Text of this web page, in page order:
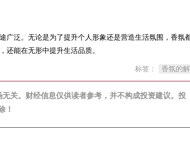
广泛。无论是为了提升个人形象还是营造生活氛围，香氛
还能在无形中提升生活品质。
标签： 香氛的
关。财经信息仅供读者参考，并不构成投资建议。投
！